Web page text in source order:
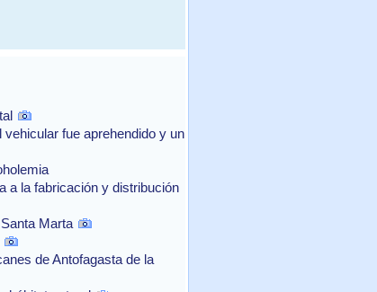
fue aprehendido y un
a la fabricación y distribución
Marta
de Antofagasta de la